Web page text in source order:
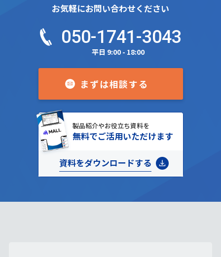
お気軽にお問い合わせください
050-1741-3043
平日 9:00 - 18:00
まずは相談する
製品紹介やお役立ち資料を
無料でご活用いただけます
資料をダウンロードする